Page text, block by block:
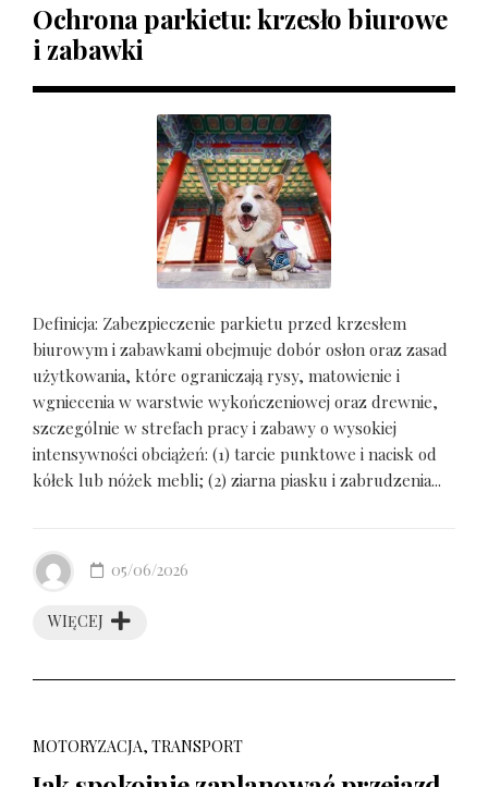
Ochrona parkietu: krzesło biurowe
i zabawki
Definicja: Zabezpieczenie parkietu przed krzesłem
biurowym i zabawkami obejmuje dobór osłon oraz zasad
użytkowania, które ograniczają rysy, matowienie i
wgniecenia w warstwie wykończeniowej oraz drewnie,
szczególnie w strefach pracy i zabawy o wysokiej
intensywności obciążeń: (1) tarcie punktowe i nacisk od
kółek lub nóżek mebli; (2) ziarna piasku i zabrudzenia...
WIĘCEJ
05/06/2026
MOTORYZACJA, TRANSPORT